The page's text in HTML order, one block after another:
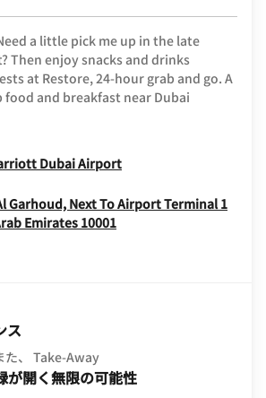
a little pick me up in the late
Then enjoy snacks and drinks
at Restore, 24-hour grab and go. A
and breakfast near Dubai
Dubai AirportOpens In New
Garhoud, Next To Airport Terminal 1
Emirates 10001Opens In New
ス
、 Take-Away
が開く無限の可能性